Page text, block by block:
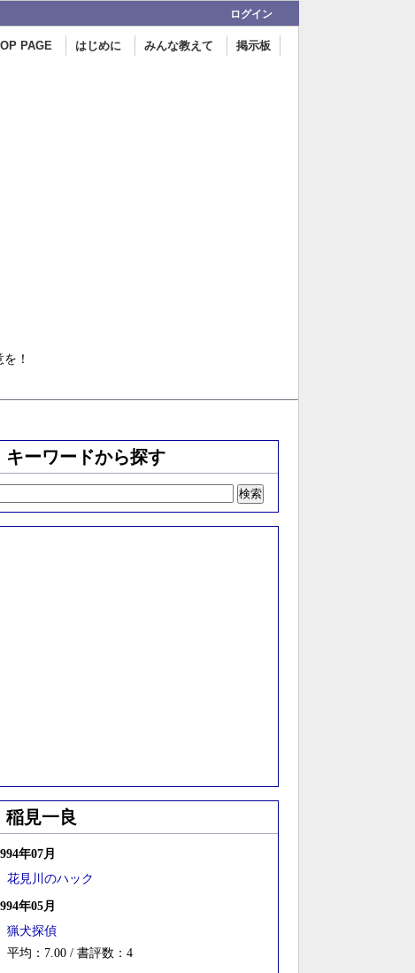
ログイン
掲示板
みんな教えて
はじめに
PAGE
！
キーワードから探す
稲見一良
年07月
花見川のハック
年05月
猟犬探偵
平均：7.00 / 書評数：4